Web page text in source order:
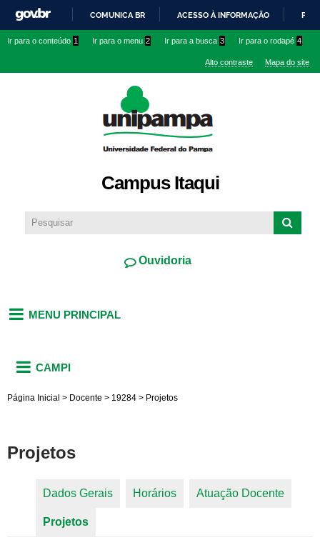
conteúdo
IR
O
COMUNICA BR ACESSO À INFORMAÇÃO
Ir para o conteúdo 1 Ir para o menu 2 Ir para a busca 3 Ir para o rodapé 4
Alto contraste Mapa do site
Campus Itaqui
Ouvidoria
MENU PRINCIPAL
CAMPI
Página Inicial > Docente > 19284 > Projetos
Projetos
Dados Gerais Horários Atuação Docente
Projetos